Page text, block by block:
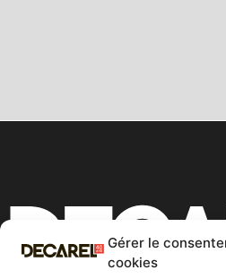
Gérer le
cookies